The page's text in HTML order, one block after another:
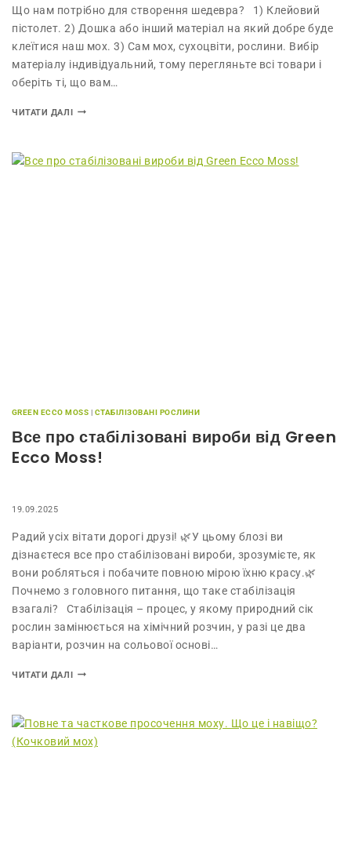
Що нам потрібно для створення шедевра? 1) Клейовий
пістолет. 2) Дошка або інший матеріал на який добре буде
клеїтися наш мох. 3) Сам мох, сухоцвіти, рослини. Вибір
матеріалу індивідуальний, тому перегляньте всі товари і
оберіть ті, що вам…
ЧИТАТИ ДАЛІ
GREEN ECCO MOSS | СТАБІЛІЗОВАНІ РОСЛИНИ
Все про стабілізовані вироби від Green
Ecco Moss!
19.09.2025
Радий усіх вітати дорогі друзі! 🌿У цьому блозі ви
дізнаєтеся все про стабілізовані вироби, зрозумієте, як
вони робляться і побачите повною мірою їхню красу.🌿
Почнемо з головного питання, що таке стабілізація
взагалі? Стабілізація – процес, у якому природний сік
рослин замінюється на хімічний розчин, у разі це два
варіанти, розчин на сольової основі…
ЧИТАТИ ДАЛІ